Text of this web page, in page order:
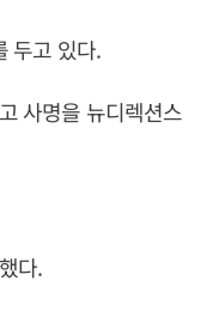
두고 있다.
사명을 뉴디렉션스
다.